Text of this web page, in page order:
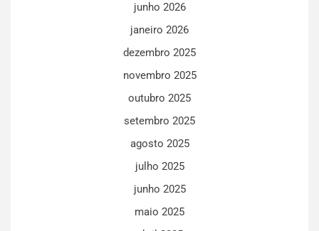
junho 2026
janeiro 2026
dezembro 2025
novembro 2025
outubro 2025
setembro 2025
agosto 2025
julho 2025
junho 2025
maio 2025